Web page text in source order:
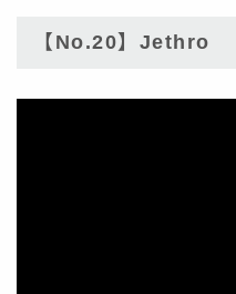
【No.20】Jethro